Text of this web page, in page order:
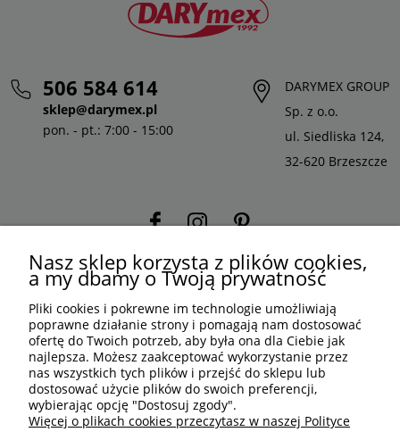
506 584 614
sklep@darymex.pl
pon. - pt.: 7:00 - 15:00
DARYMEX GROUP
Sp. z o.o.
ul. Siedliska 124,
32-620 Brzeszcze
PLN PL
Shoper Premium , made by
Nasz sklep korzysta z plików cookies,
a my dbamy o Twoją prywatność
Pliki cookies i pokrewne im technologie umożliwiają
poprawne działanie strony i pomagają nam dostosować
ofertę do Twoich potrzeb, aby była ona dla Ciebie jak
najlepsza. Możesz zaakceptować wykorzystanie przez
nas wszystkich tych plików i przejść do sklepu lub
dostosować użycie plików do swoich preferencji,
wybierając opcję "Dostosuj zgody".
Więcej o plikach cookies przeczytasz w naszej Polityce